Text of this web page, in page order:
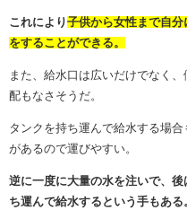
これにより子供から女性まで自
をすることができる。
また、給水口は広いだけでなく
配もなさそうだ。
タンクを持ち運んで給水する場
があるので運びやすい。
逆に一度に大量の水を注いで、
ち運んで給水するという手もある